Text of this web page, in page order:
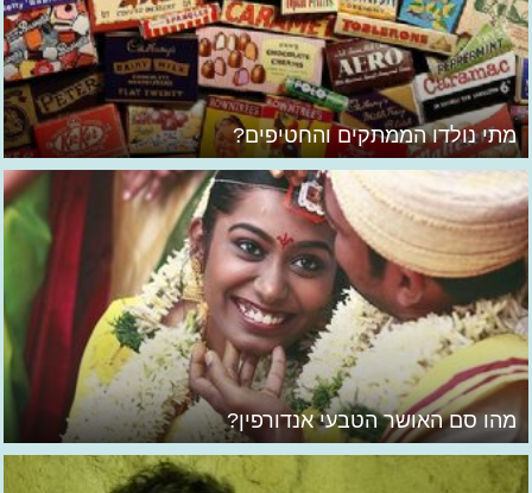
מתי נולדו הממתקים והחטיפים?
מהו סם האושר הטבעי אנדורפין?